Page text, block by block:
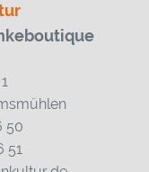
50
51